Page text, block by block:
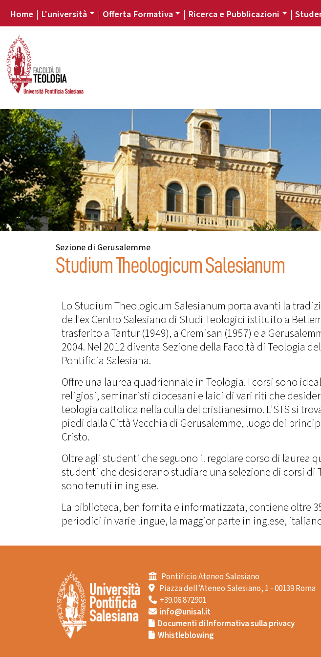
Home L'università Offerta Formativa Ricerca e Pubblicazioni
Sezione di Gerusalemme
Studium Theologicum Salesianum
Lo Studium Theologicum Salesianum porta avanti la
dell'ex Centro Salesiano di Studi Teologici istituito a
trasferito a Tantur (1949), a Cremisan (1957) e a
2004. Nel 2012 diventa Sezione della Facoltà di Teologia
Pontificia Salesiana.
Offre una laurea quadriennale in Teologia. I corsi sono
religiosi, seminaristi diocesani e laici di vari riti che
teologia cattolica nella culla del cristianesimo. L'STS si
piedi dalla Città Vecchia di Gerusalemme, luogo dei
Cristo.
Oltre agli studenti che seguono il regolare corso di laurea
studenti che desiderano studiare una selezione di corsi di
sono tenuti in inglese.
La biblioteca, ben fornita e informatizzata, contiene oltre
periodici in varie lingue, la maggior parte in inglese,
Pontificio Ateneo Salesiano
Piazza dell’Ateneo Salesiano, 1 - 00139 Roma
+39.06.872901
info@unisal.it
Documenti di Informativa sulla privacy
Whistleblowing